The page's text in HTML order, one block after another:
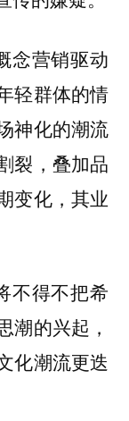
念营销驱动
轻群体的情
神化的潮流
裂，叠加品
变化，其业
不得不把希
潮的兴起，
化潮流更迭